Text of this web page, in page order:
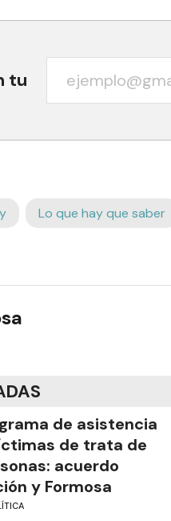
tu
Lo que hay que saber
de asistencia
de trata de
acuerdo
y Formosa